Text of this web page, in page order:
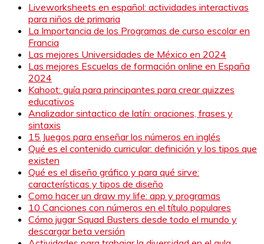
Liveworksheets en español: actividades interactivas
para niños de primaria
La Importancia de los Programas de curso escolar en
Francia
Las mejores Universidades de México en 2024
Las mejores Escuelas de formación online en España
2024
Kahoot: guía para principantes para crear quizzes
educativos
Analizador sintactico de latín: oraciones, frases y
sintaxis
15 Juegos para enseñar los números en inglés
Qué es el contenido curricular: definición y los tipos que
existen
Qué es el diseño gráfico y para qué sirve:
características y tipos de diseño
Como hacer un draw my life: app y programas
10 Canciones con números en el título populares
Cómo jugar Squad Busters desde todo el mundo y
descargar beta versión